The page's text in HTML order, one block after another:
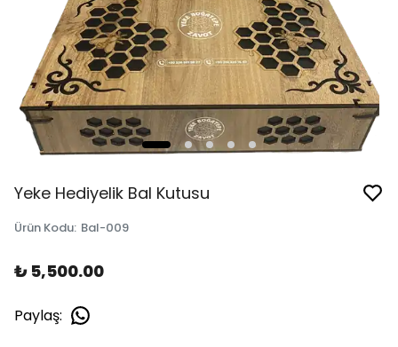
Yeke Hediyelik Bal Kutusu
Ürün Kodu: Bal-009
₺ 5,500.00
Paylaş: